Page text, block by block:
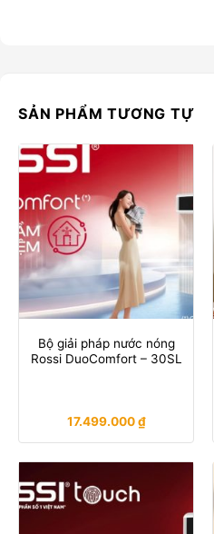
SẢN PHẨM TƯƠNG TỰ
Bộ giải pháp nước nóng
Rossi DuoComfort – 30SL
17.499.000₫